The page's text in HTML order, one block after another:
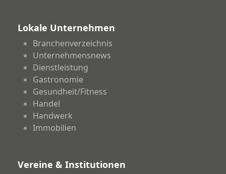
Lokale Unternehmen
Branchenverzeichnis
Unternehmensnews
Dienstleistung
Gastronomie
Gesundheit/Fitness
Handel
Handwerk
Immobilien
Vereine & Institutionen